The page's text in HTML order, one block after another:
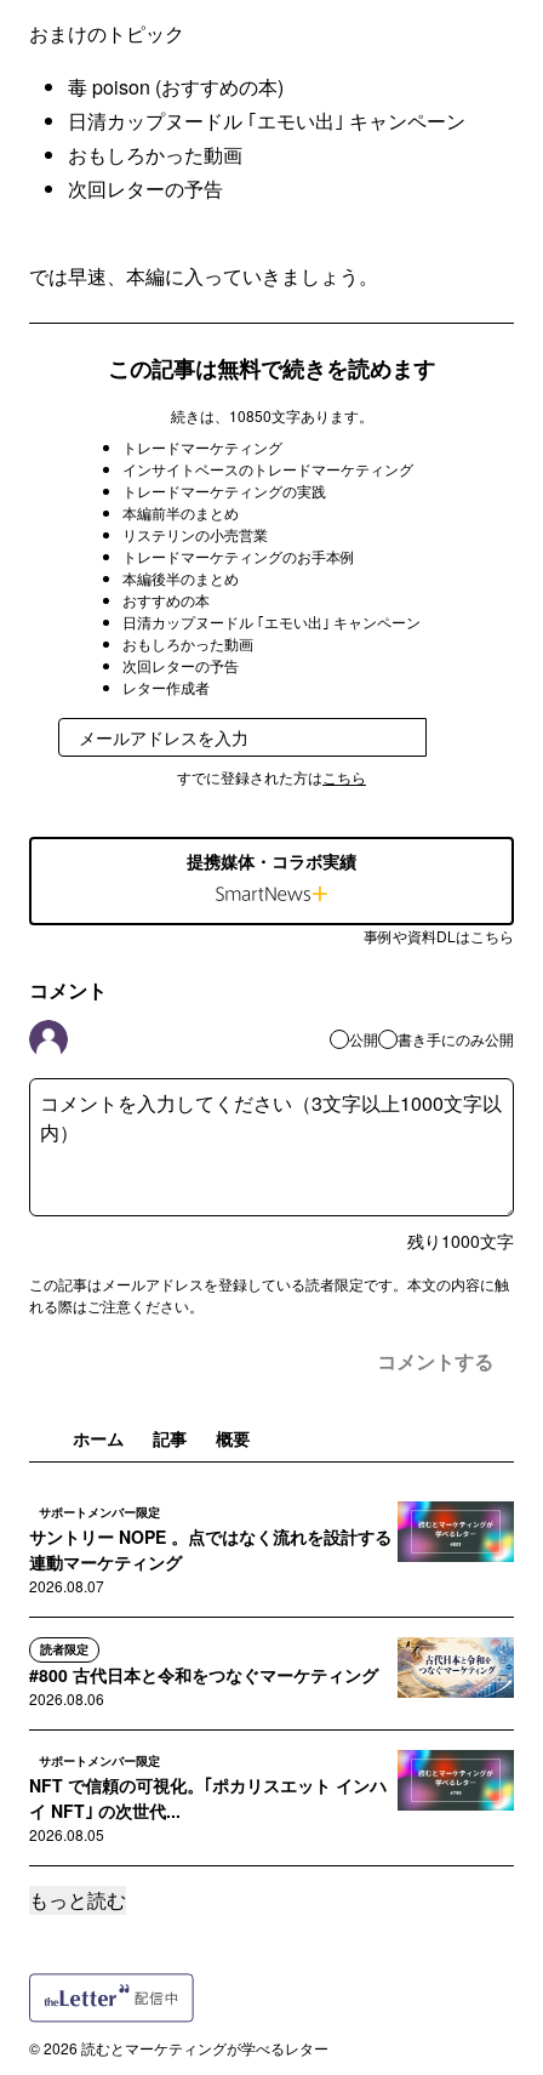
おまけのトピック
毒 poison (おすすめの本)
日清カップヌードル ｢エモい出｣ キャンペーン
おもしろかった動画
次回レターの予告
では早速、本編に入っていきましょう。
この記事は無料で続きを読めます
続きは、10850文字あります。
トレードマーケティング
インサイトベースのトレードマーケティング
トレードマーケティングの実践
本編前半のまとめ
リステリンの小売営業
トレードマーケティングのお手本例
本編後半のまとめ
おすすめの本
日清カップヌードル ｢エモい出｣ キャンペーン
おもしろかった動画
次回レターの予告
レター作成者
すでに登録された方は こちら
提携媒体・コラボ実績
事例や資料DLはこちら
コメント
公開 書き手にのみ公開
残り 1000文字
この記事はメールアドレスを登録している読者限定です。本文の内容に触
れる際はご注意ください。
コメントする
ホーム 記事 概要
サポートメンバー限定
サントリー NOPE 。点ではなく流れを設計する
連動マーケティング
2026.08.07
読者限定
#800 古代日本と令和をつなぐマーケティング
2026.08.06
サポートメンバー限定
NFT で信頼の可視化。｢ポカリスエット インハ
イ NFT｣ の次世代...
2026.08.05
サポートメンバー限定
2026.08.04
花王･ファミマ･牛乳協会に学ぶ、対症療法から
もっと読む
© 2026 読むとマーケティングが学べるレター